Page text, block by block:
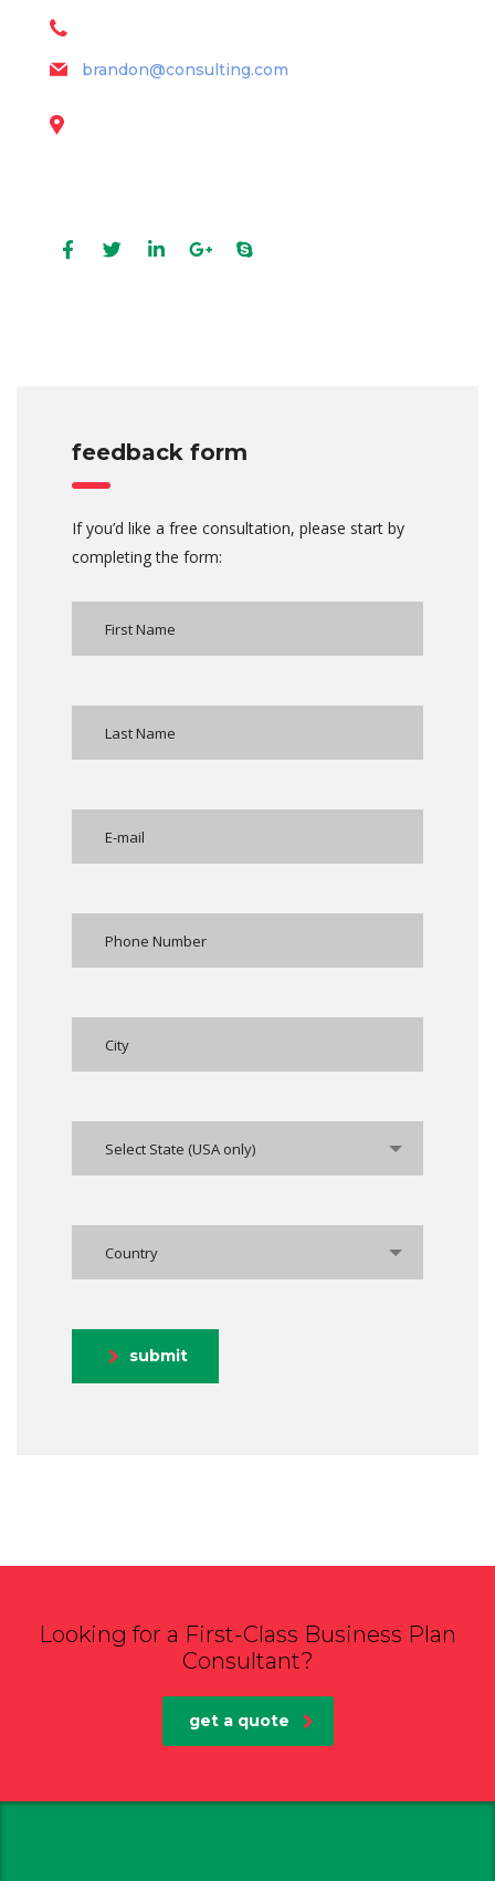
brandon@consulting.com
feedback form
If you’d like a free consultation, please start by
completing the form:
Select State (USA only)
Country
submit
Looking for a First-Class Business Plan
Consultant?
get a quote